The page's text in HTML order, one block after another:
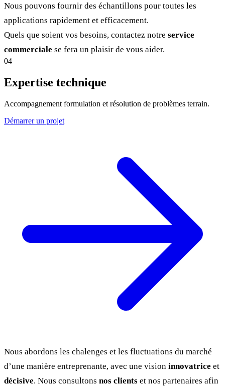
Nous pouvons fournir des échantillons pour toutes les
applications rapidement et efficacement.
Quels que soient vos besoins, contactez notre service
commerciale se fera un plaisir de vous aider.
04
Expertise technique
Accompagnement formulation et résolution de problèmes terrain.
Démarrer un projet
Nous abordons les chalenges et les fluctuations du marché
d’une manière entreprenante, avec une vision innovatrice et
décisive. Nous consultons nos clients et nos partenaires afin